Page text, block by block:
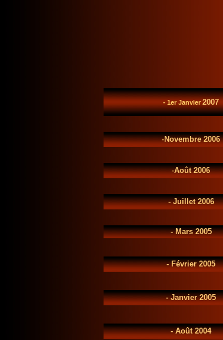
- 1er Janvier 2007
-Novembre 2006
-Août 2006
-Juillet 2006
-Mars 2005
-Février 2005
-Janvier 2005
-Août 2004